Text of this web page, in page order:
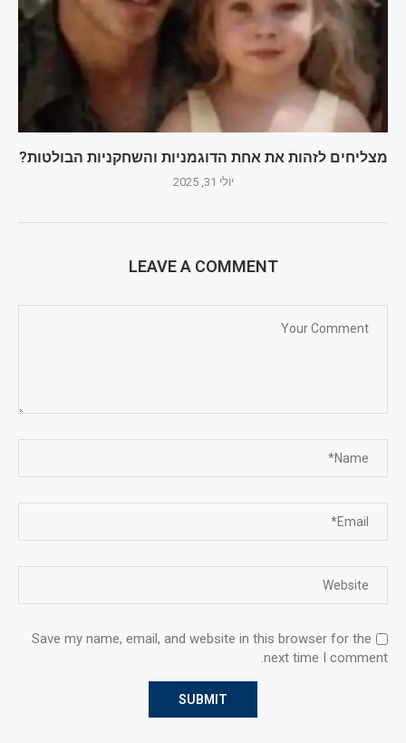
מצליחים לזהות את אחת הדוגמניות והשחקניות הבולטות?
יולי 31, 2025
LEAVE A COMMENT
Save my name, email, and website in this browser for the
next time I comment.